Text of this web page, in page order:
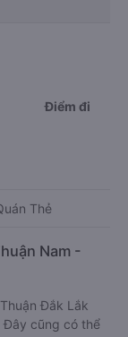
Điểm đi
Thẻ
Nam -
Đắk Lắk
Đây cũng có thể